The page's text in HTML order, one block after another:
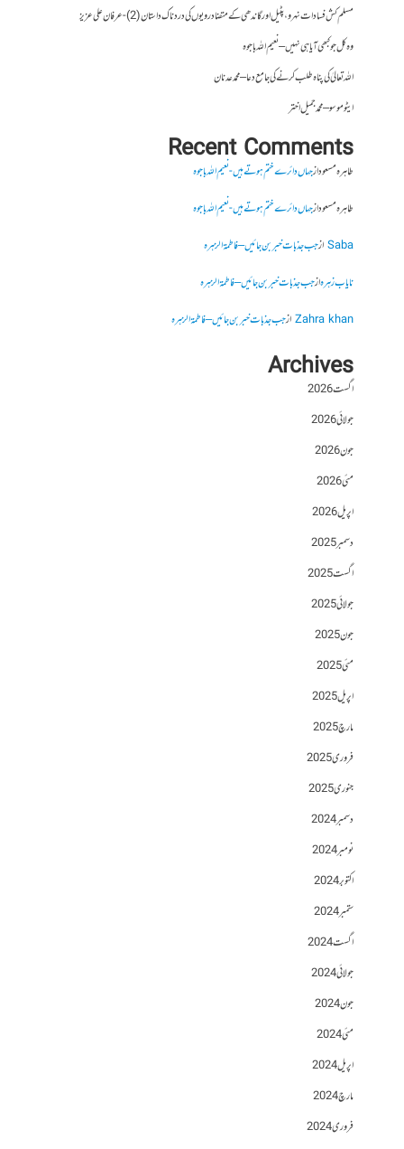
مسلم کش فسادات نہرو، پٹیل اور گاندھی کے متضاد رویوں کی درد ناک داستان (2)- عرفان علی عزیز
وہ کل جو کبھی آیا ہی نہیں – نعیم اللہ باجوہ
اللہ تعالیٰ کی پناہ طلب کرنے کی جامع دعا – محمد عدنان
ایٹوموسو – محمد جمیل اختر
Recent Comments
طاہرہ مسعودازجہاں دائرے ختم ہوتے ہیں- نعیم اللہ باجوہ
طاہرہ مسعودازجہاں دائرے ختم ہوتے ہیں- نعیم اللہ باجوہ
Sabaازجب جذبات خبر بن جائیں – فاطمۃالزہرہ
نایاب زہرہازجب جذبات خبر بن جائیں – فاطمۃالزہرہ
Zahra khanازجب جذبات خبر بن جائیں – فاطمۃالزہرہ
Archives
اگست 2026
جولائی 2026
جون 2026
مئی 2026
اپریل 2026
دسمبر 2025
اگست 2025
جولائی 2025
جون 2025
مئی 2025
اپریل 2025
مارچ 2025
فروری 2025
جنوری 2025
دسمبر 2024
نومبر 2024
اکتوبر 2024
ستمبر 2024
اگست 2024
جولائی 2024
جون 2024
مئی 2024
اپریل 2024
مارچ 2024
فروری 2024